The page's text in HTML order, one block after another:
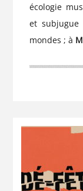
écologie
et subjugue
mondes ; à